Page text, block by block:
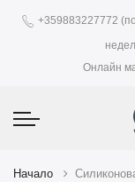
+359883227772
Онлайн
Начало